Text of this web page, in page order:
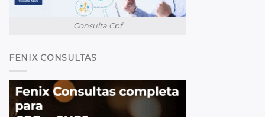
Consulta Cpf
FENIX CONSULTAS